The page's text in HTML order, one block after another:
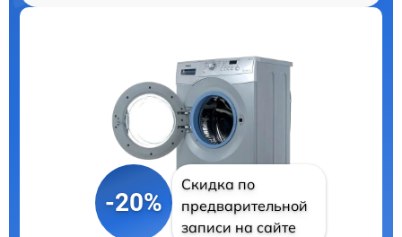
-20%
Скидка по
предварительной
записи на сайте